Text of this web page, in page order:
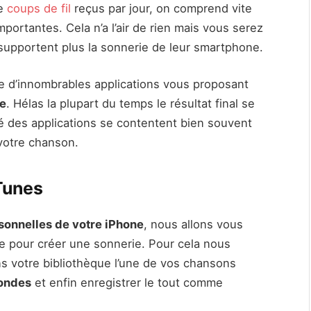
coups de fil reçus par jour, on comprend vite
Cela n’a l’air de rien mais vous serez
plus la sonnerie de leur smartphone.
applications vous proposant
. Hélas la plupart du temps le résultat final se
des applications se contentent bien souvent
chanson.
de votre iPhone, nous allons vous
pour créer une sonnerie. Pour cela nous
votre bibliothèque l’une de vos chansons
et enfin enregistrer le tout comme